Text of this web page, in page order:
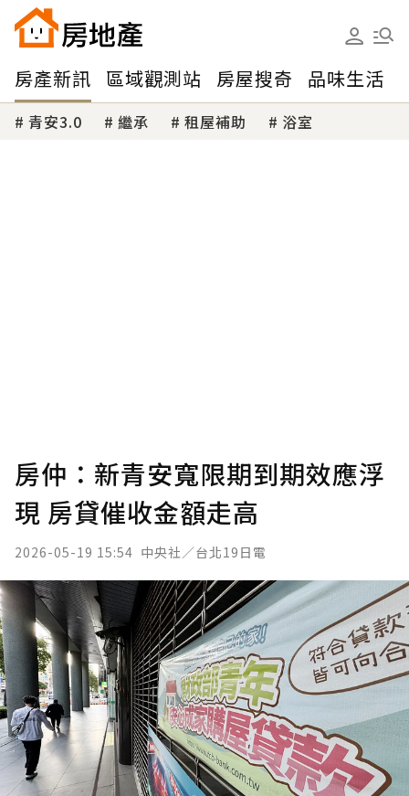
房產新訊 區域觀測站 房屋搜奇 品味生活
青安3.0 繼承 租屋補助 浴室
房仲：新青安寬限期到期效應浮
現 房貸催收金額走高
2026-05-19 15:54 中央社／台北19日電